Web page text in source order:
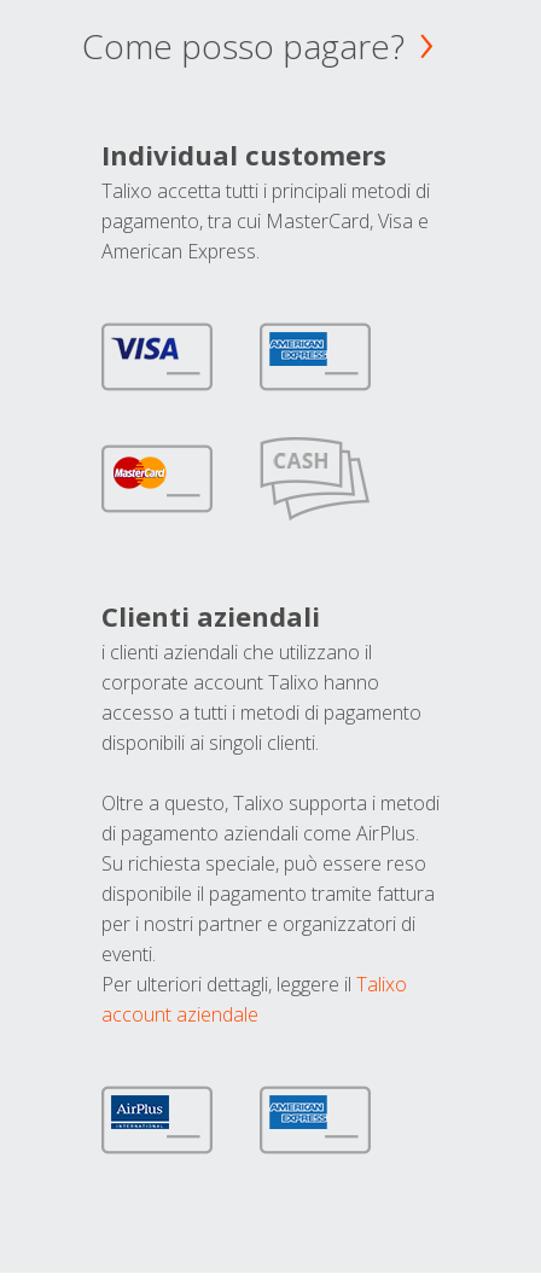
Come posso pagare?
Individual customers
Talixo accetta tutti i principali metodi di
pagamento, tra cui MasterCard, Visa e
American Express.
Clienti aziendali
i clienti aziendali che utilizzano il
corporate account Talixo hanno
accesso a tutti i metodi di pagamento
disponibili ai singoli clienti.
Oltre a questo, Talixo supporta i metodi
di pagamento aziendali come AirPlus.
Su richiesta speciale, può essere reso
disponibile il pagamento tramite fattura
per i nostri partner e organizzatori di
eventi.
Per ulteriori dettagli, leggere il Talixo
account aziendale